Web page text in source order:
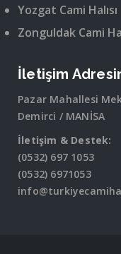
Yozgat Cami Halısı
Zonguldak Cami
İletişim
Pazar Mahallesi
Demirci / MANİSA
İletişim & Destek:
(0532) 697 1053
(0532) 6971053